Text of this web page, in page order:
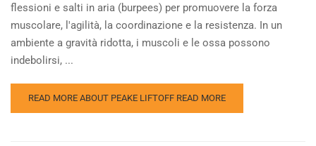
flessioni e salti in aria (burpees) per promuovere la forza
muscolare, l'agilità, la coordinazione e la resistenza. In un
ambiente a gravità ridotta, i muscoli e le ossa possono
indebolirsi, ...
READ MORE ABOUT PEAKE LIFTOFF READ MORE